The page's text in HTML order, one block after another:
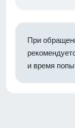
При
и время